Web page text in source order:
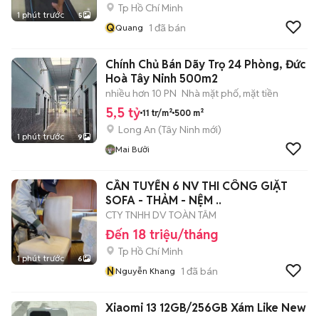
1 phút trước 5
Tp Hồ Chí Minh
QQuang 1 đã bán
1 phút trước 9
Chính Chủ Bán Dãy Trọ 24 Phòng, Đức
Hoà Tây Ninh 500m2
nhiều hơn 10 PN Nhà mặt phố, mặt tiền
5,5 tỷ 11 tr/m² 500 m²
Long An (Tây Ninh mới)
Mai Bưởi
1 phút trước 6
CẦN TUYỂN 6 NV THI CÔNG GIẶT
SOFA - THẢM - NỆM ..
CTY TNHH DV TOÀN TÂM
Đến 18 triệu/tháng
Tp Hồ Chí Minh
NNguyễn Khang 1 đã bán
Xiaomi 13 12GB/256GB Xám Like New